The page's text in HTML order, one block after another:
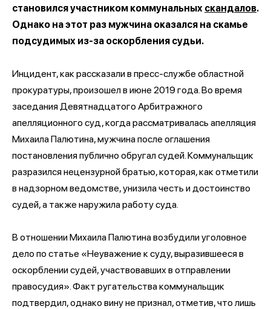
становился участником коммунальных скандалов.
Однако на этот раз мужчина оказался на скамье
подсудимых из-за оскорбления судьи.
Инцидент, как рассказали в пресс-службе областной
прокуратуры, произошел в июне 2019 года. Во время
заседания Девятнадцатого Арбитражного
апелляционного суд, когда рассматривалась апелляция
Михаила Палютина, мужчина после оглашения
постановления публично обругал судей. Коммунальщик
разразился нецензурной братью, которая, как отметили
в надзорном ведомстве, унизила честь и достоинство
судей, а также наружила работу суда.
В отношении Михаила Палютина возбудили уголовное
дело по статье «Неуважение к суду, выразившееся в
оскорблении судей, участвовавших в отправлении
правосудия». Факт ругательства коммунальщик
подтвердил, однако вину не признал, отметив, что лишь